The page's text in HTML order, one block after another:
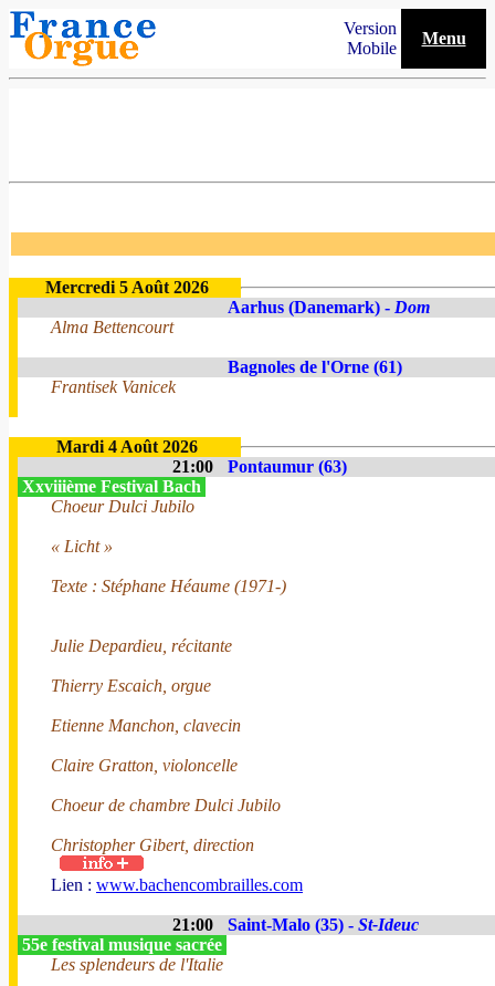
Version
Mobile
Menu
Mercredi 5 Août 2026
Aarhus (Danemark) - Dom
Alma Bettencourt
Bagnoles de l'Orne (61)
Frantisek Vanicek
Mardi 4 Août 2026
21:00
Pontaumur (63)
Xxviiième Festival Bach
Choeur Dulci Jubilo
« Licht »
Texte : Stéphane Héaume (1971-)
Julie Depardieu, récitante
Thierry Escaich, orgue
Etienne Manchon, clavecin
Claire Gratton, violoncelle
Choeur de chambre Dulci Jubilo
Christopher Gibert, direction
Lien : www.bachencombrailles.com
21:00 Saint-Malo (35) - St-Ideuc
55e festival musique sacrée
Les splendeurs de l'Italie